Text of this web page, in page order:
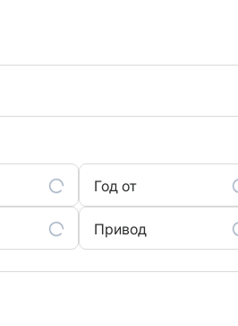
Год от
Привод